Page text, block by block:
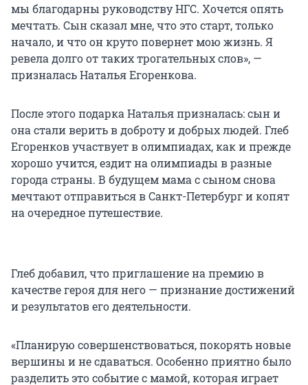
мы благодарны руководству НГС. Хочется опять
мечтать. Сын сказал мне, что это старт, только
начало, и что он круто повернет мою жизнь. Я
ревела долго от таких трогательных слов», —
призналась Наталья Егоренкова.
После этого подарка Наталья призналась: сын и
она стали верить в доброту и добрых людей. Глеб
Егоренков участвует в олимпиадах, как и прежде
хорошо учится, ездит на олимпиады в разные
города страны. В будущем мама с сыном снова
мечтают отправиться в Санкт-Петербург и копят
на очередное путешествие.
Глеб добавил, что приглашение на премию в
качестве героя для него — признание достижений
и результатов его деятельности.
«Планирую совершенствоваться, покорять новые
вершины и не сдаваться. Особенно приятно было
разделить это событие с мамой, которая играет